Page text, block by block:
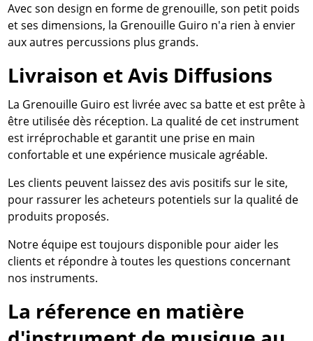
Avec son design en forme de grenouille, son petit poids
et ses dimensions, la Grenouille Guiro n'a rien à envier
aux autres percussions plus grands.
Livraison et Avis Diffusions
La Grenouille Guiro est livrée avec sa batte et est prête à
être utilisée dès réception. La qualité de cet instrument
est irréprochable et garantit une prise en main
confortable et une expérience musicale agréable.
Les clients peuvent laissez des avis positifs sur le site,
pour rassurer les acheteurs potentiels sur la qualité de
produits proposés.
Notre équipe est toujours disponible pour aider les
clients et répondre à toutes les questions concernant
nos instruments.
La réference en matière